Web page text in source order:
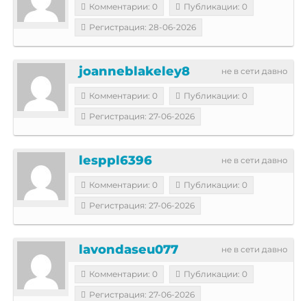
Комментарии: 0
Публикации: 0
Регистрация: 28-06-2026
не в сети давно
joanneblakeley8
Комментарии: 0
Публикации: 0
Регистрация: 27-06-2026
не в сети давно
lesppl6396
Комментарии: 0
Публикации: 0
Регистрация: 27-06-2026
не в сети давно
lavondaseu077
Комментарии: 0
Публикации: 0
Регистрация: 27-06-2026